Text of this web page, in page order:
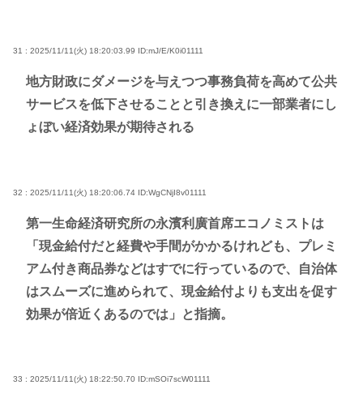
31 : 2025/11/11(火) 18:20:03.99 ID:mJ/E/K0i01111
地方財政にダメージを与えつつ事務負荷を高めて公共
サービスを低下させることと引き換えに一部業者にし
ょぼい経済効果が期待される
32 : 2025/11/11(火) 18:20:06.74 ID:WgCNjI8v01111
第一生命経済研究所の永濱利廣首席エコノミストは
「現金給付だと経費や手間がかかるけれども、プレミ
アム付き商品券などはすでに行っているので、自治体
はスムーズに進められて、現金給付よりも支出を促す
効果が倍近くあるのでは」と指摘。
33 : 2025/11/11(火) 18:22:50.70 ID:mSOi7scW01111